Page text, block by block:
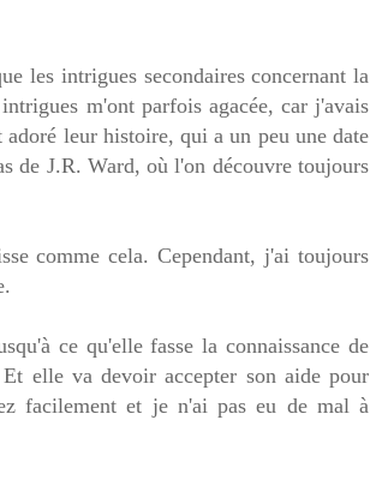
les intrigues secondaires concernant la
m'ont parfois agacée, car j'avais
leur histoire, qui a un peu une date
de J.R. Ward, où l'on découvre toujours
comme cela. Cependant, j'ai toujours
ce qu'elle fasse la connaissance de
elle va devoir accepter son aide pour
facilement et je n'ai pas eu de mal à